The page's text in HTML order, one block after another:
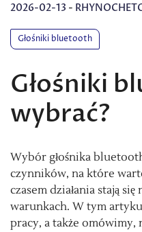
2026-02-13 -
Głośniki bluetooth
Głośniki
wybrać?
Wybór głośnika
czynników, na które
czasem działania stają
warunkach. W tym
pracy, a także omówimy,